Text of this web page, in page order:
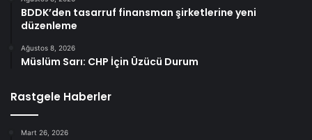
BDDK’den tasarruf finansman şirketlerine yeni
düzenleme
Ağustos 8, 2026
Müslüm Sarı: CHP İçin Üzücü Durum
Rastgele Haberler
Mart 26, 2026